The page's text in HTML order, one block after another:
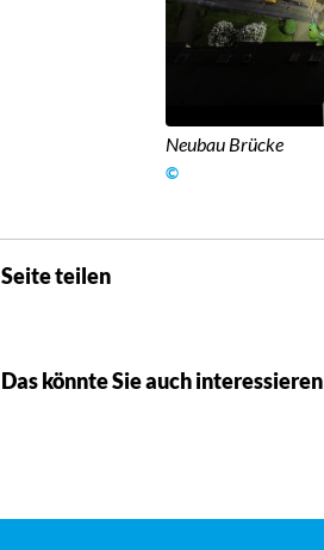
Neubau Brücke
©
Seite teilen
Das könnte Sie auch interessieren